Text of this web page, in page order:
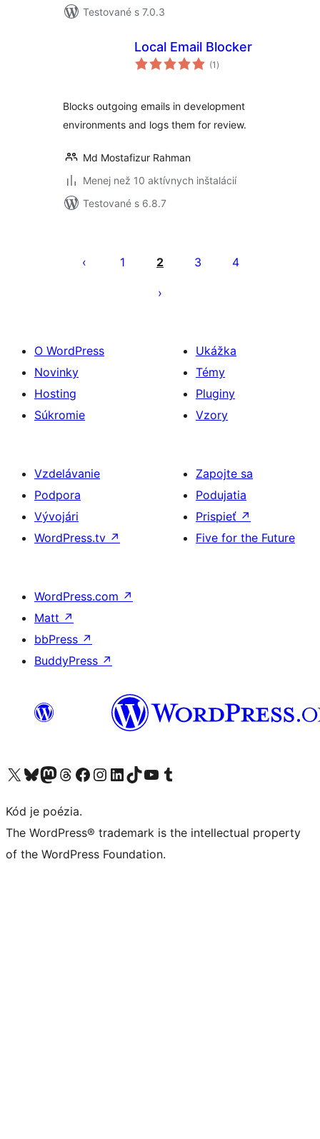
Testované s 7.0.3
Local Email Blocker
(1 celkové
hodnotenie
)
Blocks outgoing emails in development
environments and logs them for review.
Md Mostafizur Rahman
Menej než 10 aktívnych inštalácií
Testované s 6.8.7
príspevkov
1 2 3 4
O WordPress
Novinky
Hosting
Súkromie
Ukážka
Témy
Pluginy
Vzory
Vzdelávanie
Podpora
Vývojári
WordPress.tv ↗
Zapojte sa
Podujatia
Prispieť ↗
Five for the Future
WordPress.com ↗
Matt ↗
bbPress ↗
BuddyPress ↗
Navštívte náš účet na X (predtým Twitter)
Navštívte náš účet na platforme Bluesky
Navštívte náš účet na Mastodone
Navštívte náš účet na platforme Threads
Navštívte našu stránku na Facebooku
Navštívte náš účet Instagram
Navštívte náš účet LinkedIn
Navštívte náš účet na platforme TikTok
Navštívte náš kanál YouTube
Navštívte náš účet na platforme Tumblr
Kód je poézia.
The WordPress® trademark is the intellectual property
of the WordPress Foundation.